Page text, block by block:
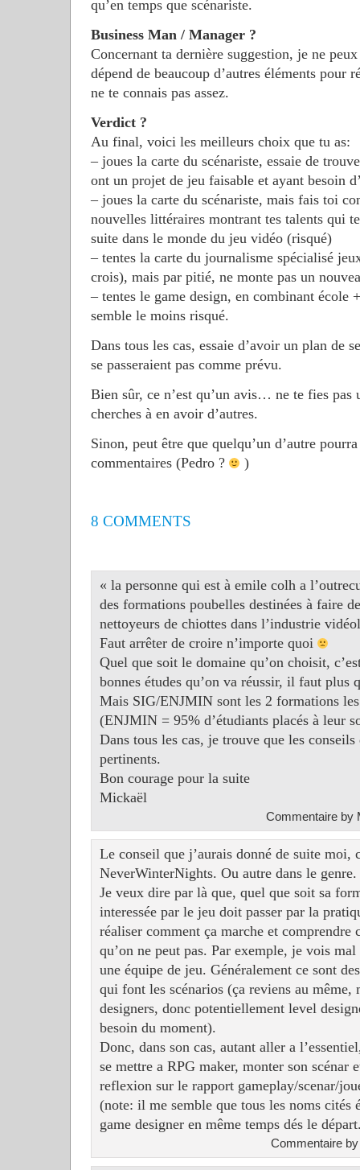
qu’en temps que scénariste.
Business Man / Manager ?
Concernant ta dernière suggestion, je ne
dépend de beaucoup d’autres éléments pour
ne te connais pas assez.
Verdict ?
Au final, voici les meilleurs choix que tu as:
– joues la carte du scénariste, essaie de
ont un projet de jeu faisable et ayant besoin
– joues la carte du scénariste, mais fais toi
nouvelles littéraires montrant tes talents qui
suite dans le monde du jeu vidéo (risqué)
– tentes la carte du journalisme spécialisé
crois), mais par pitié, ne monte pas un
– tentes le game design, en combinant école
semble le moins risqué.
Dans tous les cas, essaie d’avoir un plan de
se passeraient pas comme prévu.
Bien sûr, ce n’est qu’un avis… ne te fies pas
cherches à en avoir d’autres.
Sinon, peut être que quelqu’un d’autre
commentaires (Pedro ?
)
8 COMMENTS
« la personne qui est à emile colh a
des formations poubelles destinées à faire
nettoyeurs de chiottes dans l’industrie
Faut arrêter de croire n’importe quoi
Quel que soit le domaine qu’on choisit,
bonnes études qu’on va réussir, il faut plus
Mais SIG/ENJMIN sont les 2 formations les
(ENJMIN = 95% d’étudiants placés à leur
Dans tous les cas, je trouve que les
pertinents.
Bon courage pour la suite
Mickaël
Commentaire by
Le conseil que j’aurais donné de suite moi,
NeverWinterNights. Ou autre dans le genre.
Je veux dire par là que, quel que soit sa
interessée par le jeu doit passer par la
réaliser comment ça marche et comprendre
qu’on ne peut pas. Par exemple, je vois
une équipe de jeu. Généralement ce sont
qui font les scénarios (ça reviens au même,
designers, donc potentiellement level
besoin du moment).
Donc, dans son cas, autant aller a
se mettre a RPG maker, monter son scénar
reflexion sur le rapport gameplay/scenar/
(note: il me semble que tous les noms cités
game designer en même temps dés le
Commentaire